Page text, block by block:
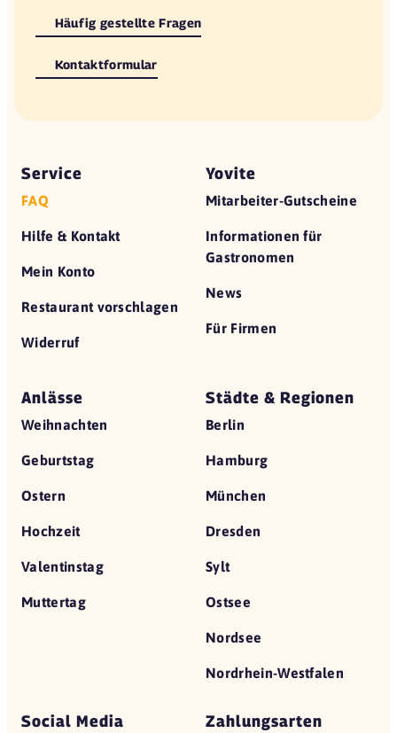
Häufig gestellte Fragen
Kontaktformular
Service
FAQ
Hilfe & Kontakt
Mein Konto
Restaurant vorschlagen
Widerruf
Yovite
Mitarbeiter-Gutscheine
Informationen für
Gastronomen
News
Für Firmen
Anlässe
Weihnachten
Geburtstag
Ostern
Hochzeit
Valentinstag
Muttertag
Städte & Regionen
Berlin
Hamburg
München
Dresden
Sylt
Ostsee
Nordsee
Nordrhein-Westfalen
Social Media Zahlungsarten